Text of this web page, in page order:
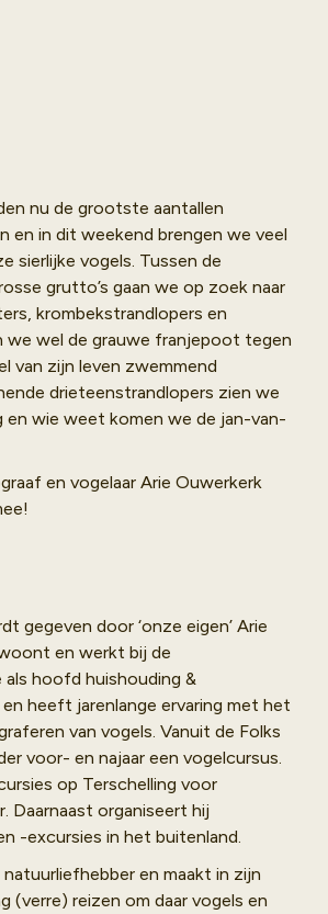
nu de grootste aantallen
en in dit weekend brengen we veel
sierlijke vogels. Tussen de
grutto’s gaan we op zoek naar
krombekstrandlopers en
we wel de grauwe franjepoot tegen
van zijn leven zwemmend
drieteenstrandlopers zien we
en wie weet komen we de jan-van-
en vogelaar Arie Ouwerkerk
gegeven door ‘onze eigen’ Arie
en werkt bij de
als hoofd huishouding &
heeft jarenlange ervaring met het
van vogels. Vanuit de Folks
voor- en najaar een vogelcursus.
op Terschelling voor
Daarnaast organiseert hij
-excursies in het buitenland.
en maakt in zijn
(verre) reizen om daar vogels en